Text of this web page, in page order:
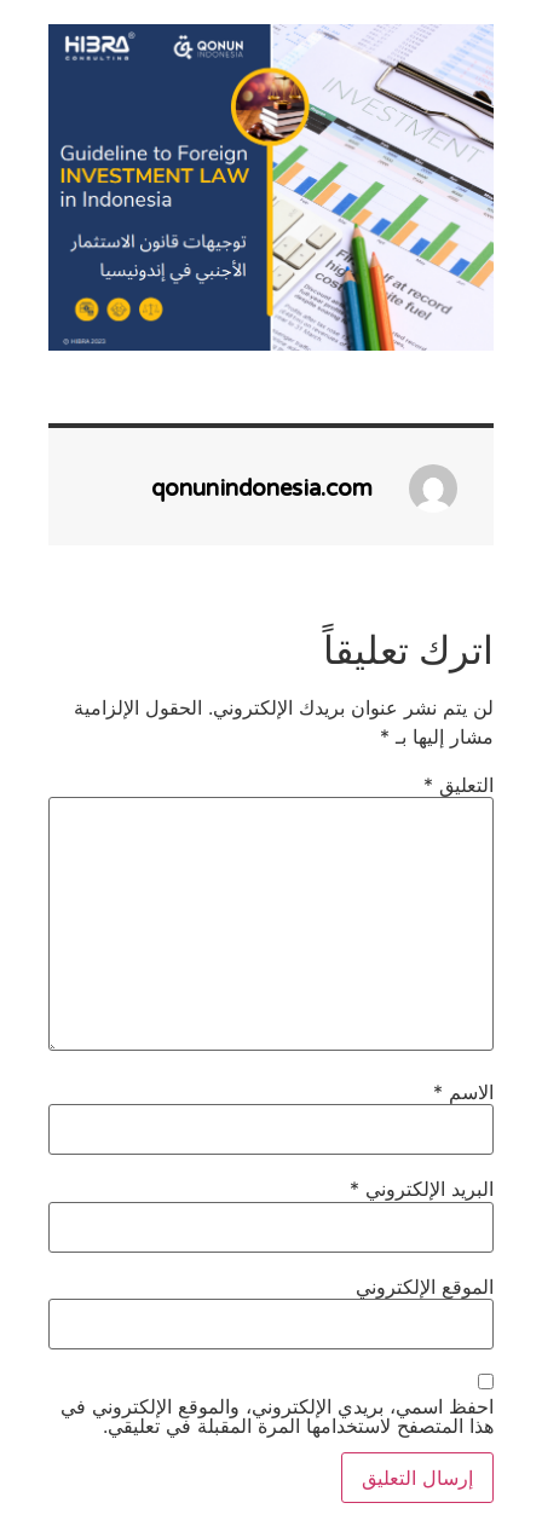
qonunindonesia.com
اترك تعليقاً
لن يتم نشر عنوان بريدك الإلكتروني. الحقول الإلزامية
مشار إليها بـ *
التعليق *
الاسم *
البريد الإلكتروني *
الموقع الإلكتروني
احفظ اسمي، بريدي الإلكتروني، والموقع الإلكتروني في
هذا المتصفح لاستخدامها المرة المقبلة في تعليقي.